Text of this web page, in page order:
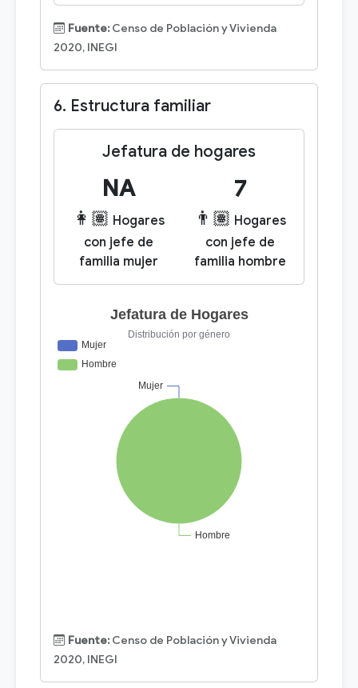
Fuente: Censo de Población y Vivienda
2020, INEGI
6. Estructura familiar
Jefatura de hogares
NA
👩🏽 Hogares
con jefe de
familia mujer
7
👨🏽 Hogares
con jefe de
familia hombre
Fuente: Censo de Población y Vivienda
2020, INEGI